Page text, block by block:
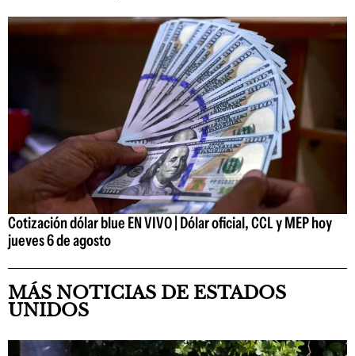
Cotización dólar blue EN VIVO | Dólar oficial, CCL y MEP hoy
jueves 6 de agosto
MÁS NOTICIAS DE ESTADOS
UNIDOS